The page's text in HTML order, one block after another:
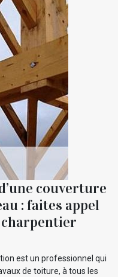
couverture
: faites appel
charpentier
est un professionnel qui
de toiture, à tous les